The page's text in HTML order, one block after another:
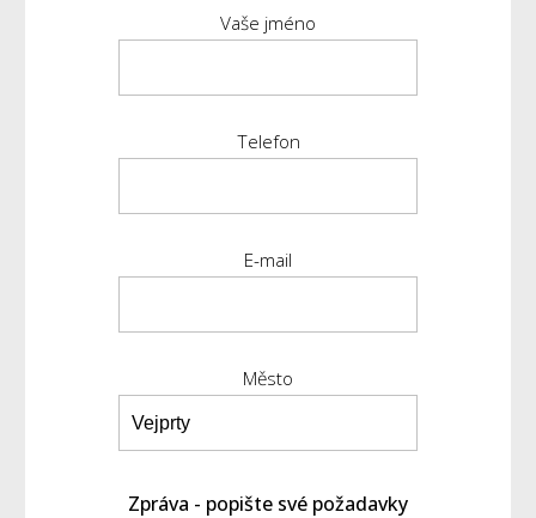
Vaše jméno
Telefon
E-mail
Město
Zpráva - popište své požadavky